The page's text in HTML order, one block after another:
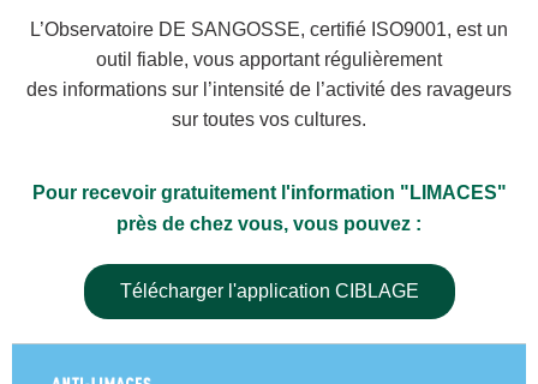
L’Observatoire DE SANGOSSE, certifié ISO9001, est un
outil fiable, vous apportant régulièrement
des informations sur l’intensité de l’activité des ravageurs
sur toutes vos cultures.
Pour recevoir gratuitement l'information "LIMACES"
près de chez vous, vous pouvez :
Télécharger l'application CIBLAGE